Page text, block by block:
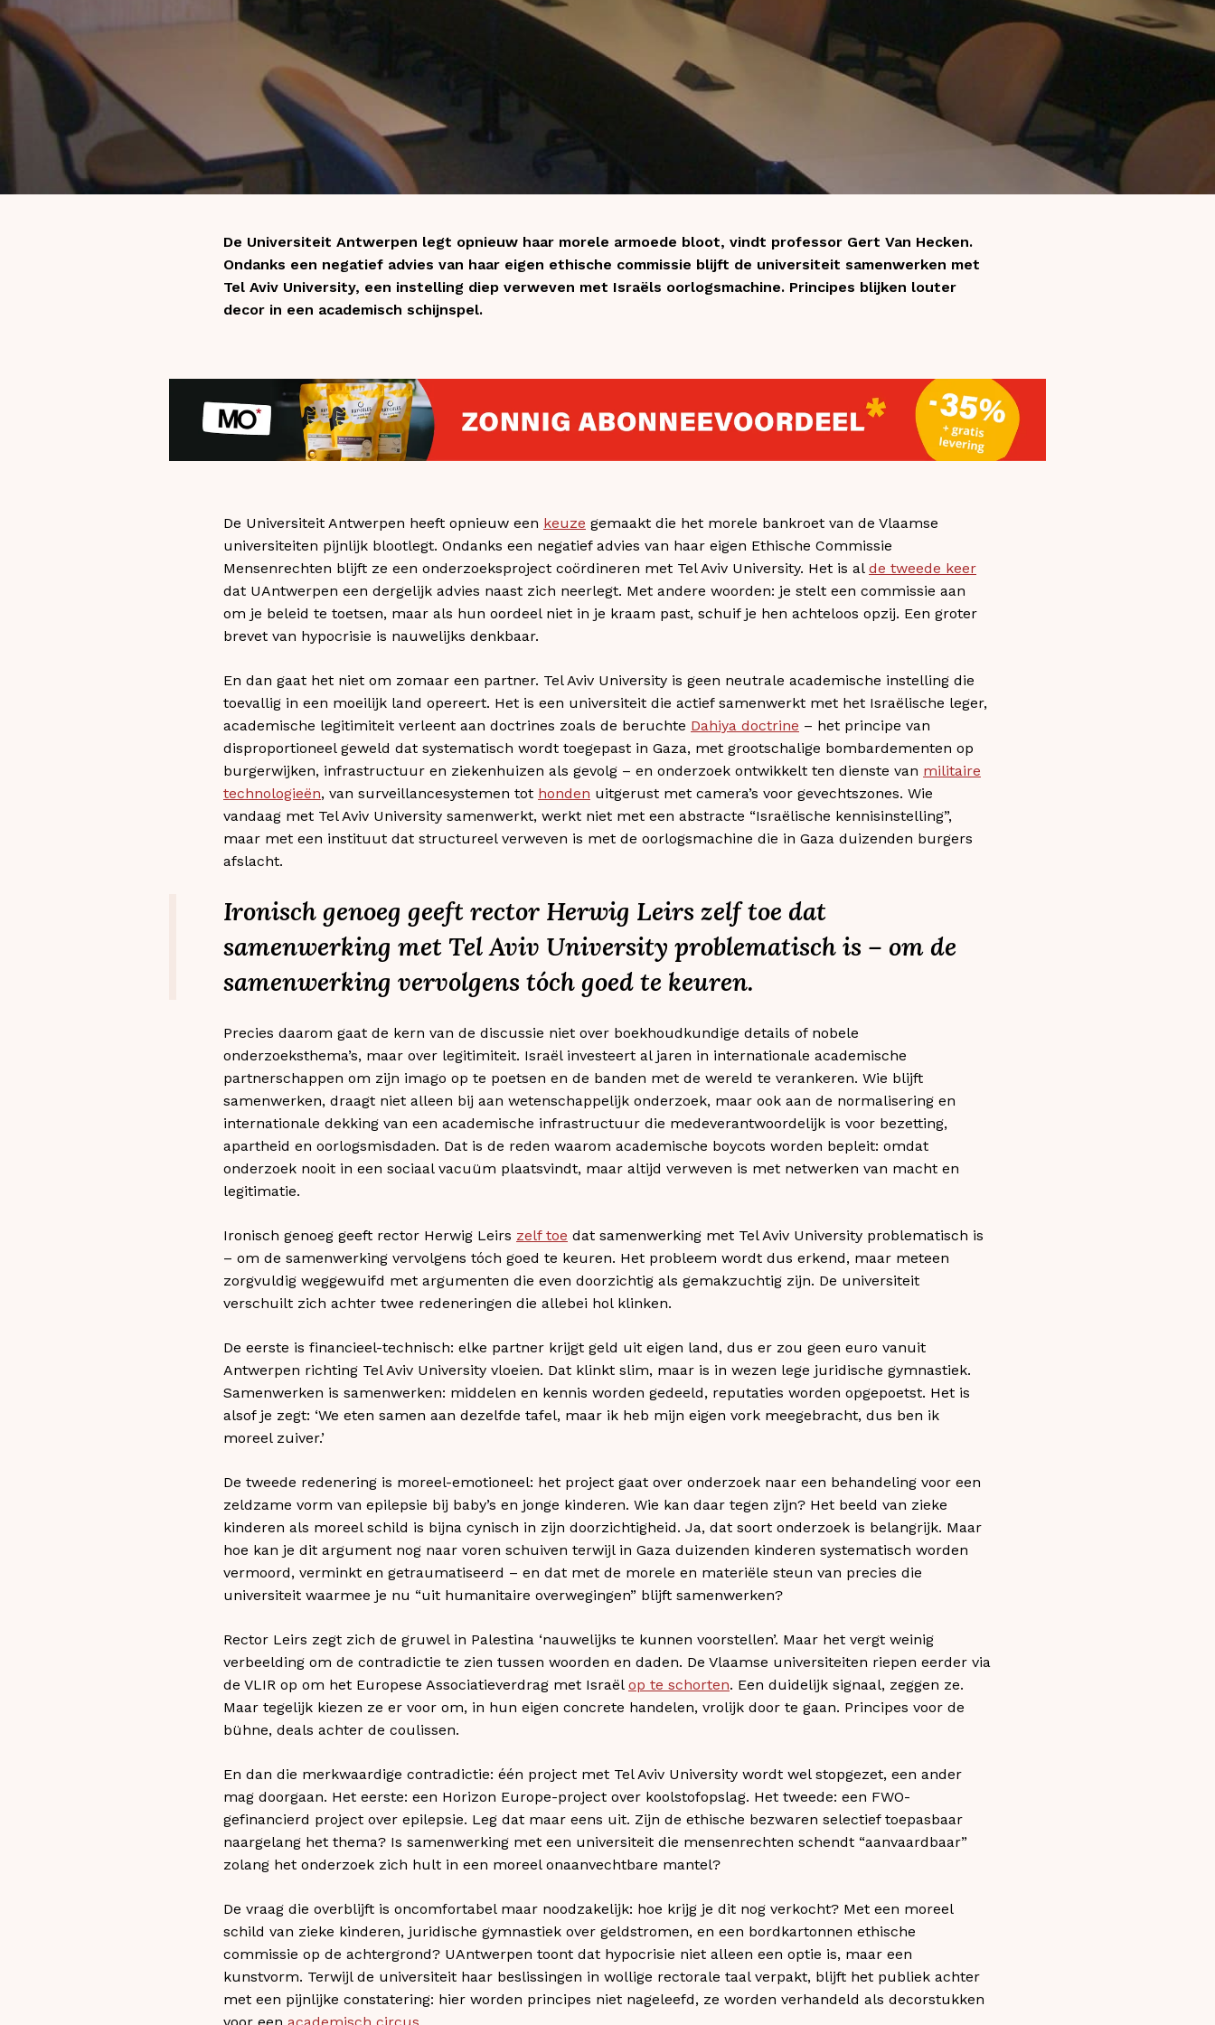
De Universiteit Antwerpen legt opnieuw haar morele armoede bloot, vindt professor Gert Van Hecken.
Ondanks een negatief advies van haar eigen ethische commissie blijft de universiteit samenwerken met
Tel Aviv University, een instelling diep verweven met Israëls oorlogsmachine. Principes blijken louter
decor in een academisch schijnspel.
De Universiteit Antwerpen heeft opnieuw een keuze gemaakt die het morele bankroet van de Vlaamse
universiteiten pijnlijk blootlegt. Ondanks een negatief advies van haar eigen Ethische Commissie
Mensenrechten blijft ze een onderzoeksproject coördineren met Tel Aviv University. Het is al de tweede keer
dat UAntwerpen een dergelijk advies naast zich neerlegt. Met andere woorden: je stelt een commissie aan
om je beleid te toetsen, maar als hun oordeel niet in je kraam past, schuif je hen achteloos opzij. Een groter
brevet van hypocrisie is nauwelijks denkbaar.
En dan gaat het niet om zomaar een partner. Tel Aviv University is geen neutrale academische instelling die
toevallig in een moeilijk land opereert. Het is een universiteit die actief samenwerkt met het Israëlische leger,
academische legitimiteit verleent aan doctrines zoals de beruchte Dahiya doctrine – het principe van
disproportioneel geweld dat systematisch wordt toegepast in Gaza, met grootschalige bombardementen op
burgerwijken, infrastructuur en ziekenhuizen als gevolg – en onderzoek ontwikkelt ten dienste van militaire
technologieën, van surveillancesystemen tot honden uitgerust met camera’s voor gevechtszones. Wie
vandaag met Tel Aviv University samenwerkt, werkt niet met een abstracte “Israëlische kennisinstelling”,
maar met een instituut dat structureel verweven is met de oorlogsmachine die in Gaza duizenden burgers
afslacht.
Ironisch genoeg geeft rector Herwig Leirs zelf toe dat
samenwerking met Tel Aviv University problematisch is – om de
samenwerking vervolgens tóch goed te keuren.
Precies daarom gaat de kern van de discussie niet over boekhoudkundige details of nobele
onderzoeksthema’s, maar over legitimiteit. Israël investeert al jaren in internationale academische
partnerschappen om zijn imago op te poetsen en de banden met de wereld te verankeren. Wie blijft
samenwerken, draagt niet alleen bij aan wetenschappelijk onderzoek, maar ook aan de normalisering en
internationale dekking van een academische infrastructuur die medeverantwoordelijk is voor bezetting,
apartheid en oorlogsmisdaden. Dat is de reden waarom academische boycots worden bepleit: omdat
onderzoek nooit in een sociaal vacuüm plaatsvindt, maar altijd verweven is met netwerken van macht en
legitimatie.
Ironisch genoeg geeft rector Herwig Leirs zelf toe dat samenwerking met Tel Aviv University problematisch is
– om de samenwerking vervolgens tóch goed te keuren. Het probleem wordt dus erkend, maar meteen
zorgvuldig weggewuifd met argumenten die even doorzichtig als gemakzuchtig zijn. De universiteit
verschuilt zich achter twee redeneringen die allebei hol klinken.
De eerste is financieel-technisch: elke partner krijgt geld uit eigen land, dus er zou geen euro vanuit
Antwerpen richting Tel Aviv University vloeien. Dat klinkt slim, maar is in wezen lege juridische gymnastiek.
Samenwerken is samenwerken: middelen en kennis worden gedeeld, reputaties worden opgepoetst. Het is
alsof je zegt: ‘We eten samen aan dezelfde tafel, maar ik heb mijn eigen vork meegebracht, dus ben ik
moreel zuiver.’
De tweede redenering is moreel-emotioneel: het project gaat over onderzoek naar een behandeling voor een
zeldzame vorm van epilepsie bij baby’s en jonge kinderen. Wie kan daar tegen zijn? Het beeld van zieke
kinderen als moreel schild is bijna cynisch in zijn doorzichtigheid. Ja, dat soort onderzoek is belangrijk. Maar
hoe kan je dit argument nog naar voren schuiven terwijl in Gaza duizenden kinderen systematisch worden
vermoord, verminkt en getraumatiseerd – en dat met de morele en materiële steun van precies die
universiteit waarmee je nu “uit humanitaire overwegingen” blijft samenwerken?
Rector Leirs zegt zich de gruwel in Palestina ‘nauwelijks te kunnen voorstellen’. Maar het vergt weinig
verbeelding om de contradictie te zien tussen woorden en daden. De Vlaamse universiteiten riepen eerder via
de VLIR op om het Europese Associatieverdrag met Israël op te schorten. Een duidelijk signaal, zeggen ze.
Maar tegelijk kiezen ze er voor om, in hun eigen concrete handelen, vrolijk door te gaan. Principes voor de
bühne, deals achter de coulissen.
En dan die merkwaardige contradictie: één project met Tel Aviv University wordt wel stopgezet, een ander
mag doorgaan. Het eerste: een Horizon Europe-project over koolstofopslag. Het tweede: een FWO-
gefinancierd project over epilepsie. Leg dat maar eens uit. Zijn de ethische bezwaren selectief toepasbaar
naargelang het thema? Is samenwerking met een universiteit die mensenrechten schendt “aanvaardbaar”
zolang het onderzoek zich hult in een moreel onaanvechtbare mantel?
De vraag die overblijft is oncomfortabel maar noodzakelijk: hoe krijg je dit nog verkocht? Met een moreel
schild van zieke kinderen, juridische gymnastiek over geldstromen, en een bordkartonnen ethische
commissie op de achtergrond? UAntwerpen toont dat hypocrisie niet alleen een optie is, maar een
kunstvorm. Terwijl de universiteit haar beslissingen in wollige rectorale taal verpakt, blijft het publiek achter
met een pijnlijke constatering: hier worden principes niet nageleefd, ze worden verhandeld als decorstukken